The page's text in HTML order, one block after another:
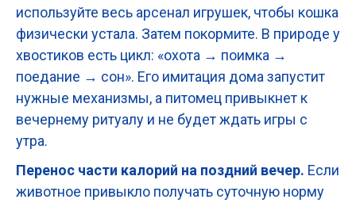
используйте весь арсенал игрушек, чтобы кошка
физически устала. Затем покормите. В природе у
хвостиков есть цикл: «охота → поимка →
поедание → сон». Его имитация дома запустит
нужные механизмы, а питомец привыкнет к
вечернему ритуалу и не будет ждать игры с
утра.
Перенос части калорий на поздний вечер. Если
животное привыкло получать суточную норму